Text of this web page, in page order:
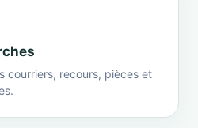
courriers, recours, pièces et